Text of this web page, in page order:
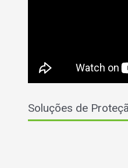
Soluções de